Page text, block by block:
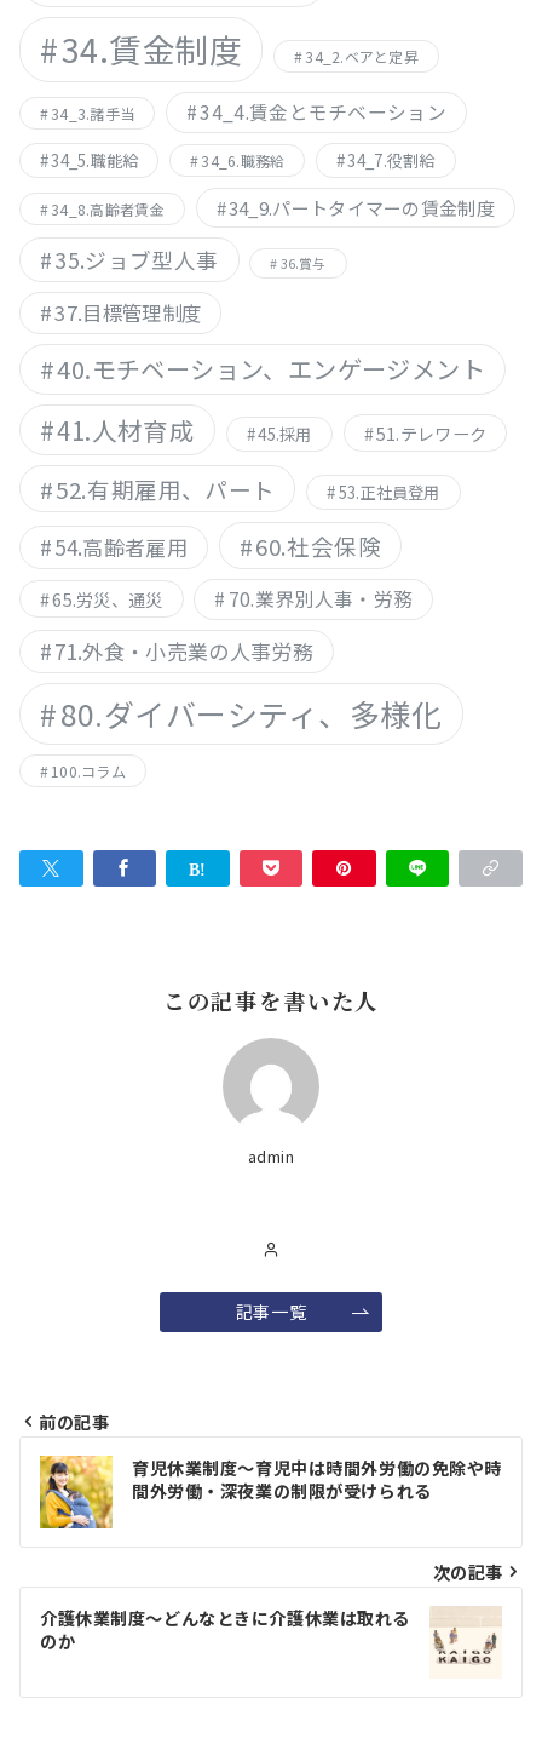
34.賃金制度 34_2.ベアと定昇
34_3.諸手当 34_4.賃金とモチベーション
34_5.職能給 34_6.職務給 34_7.役割給
34_8.高齢者賃金 34_9.パートタイマーの賃金制度
35.ジョブ型人事 36.賞与
37.目標管理制度
40.モチベーション、エンゲージメント
41.人材育成 45.採用 51.テレワーク
52.有期雇用、パート 53.正社員登用
54.高齢者雇用 60.社会保険
65.労災、通災 70.業界別人事・労務
71.外食・小売業の人事労務
80.ダイバーシティ、多様化
100.コラム
この記事を書いた人
admin
記事一覧
投
稿
ナ
ビ
ゲ
ー
シ
前の記事
育児休業制度～育児中は時間外労働の免除や時
間外労働・深夜業の制限が受けられる
次の記事
介護休業制度～どんなときに介護休業は取れる
のか